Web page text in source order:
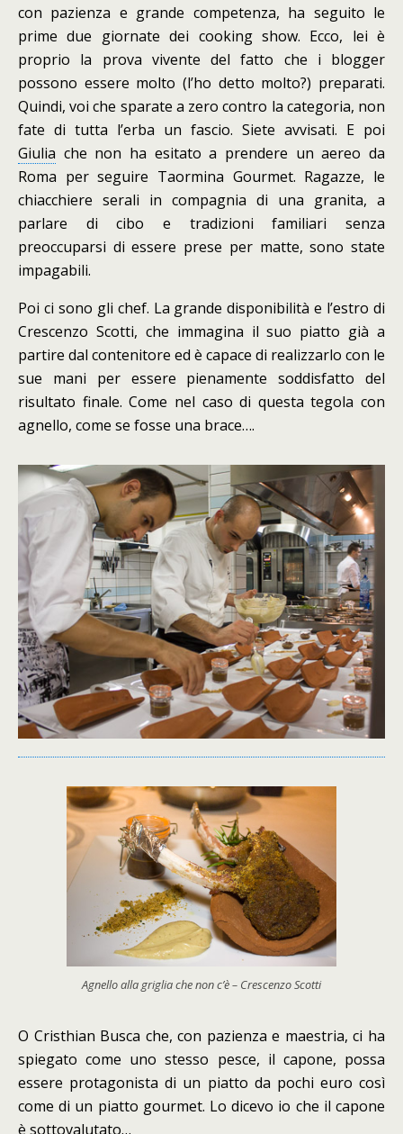
con pazienza e grande competenza, ha seguito le
prime due giornate dei cooking show. Ecco, lei è
proprio la prova vivente del fatto che i blogger
possono essere molto (l’ho detto molto?) preparati.
Quindi, voi che sparate a zero contro la categoria, non
fate di tutta l’erba un fascio. Siete avvisati. E poi
Giulia che non ha esitato a prendere un aereo da
Roma per seguire Taormina Gourmet. Ragazze, le
chiacchiere serali in compagnia di una granita, a
parlare di cibo e tradizioni familiari senza
preoccuparsi di essere prese per matte, sono state
impagabili.
Poi ci sono gli chef. La grande disponibilità e l’estro di
Crescenzo Scotti, che immagina il suo piatto già a
partire dal contenitore ed è capace di realizzarlo con le
sue mani per essere pienamente soddisfatto del
risultato finale. Come nel caso di questa tegola con
agnello, come se fosse una brace….
Agnello alla griglia che non c’è – Crescenzo Scotti
O Cristhian Busca che, con pazienza e maestria, ci ha
spiegato come uno stesso pesce, il capone, possa
essere protagonista di un piatto da pochi euro così
come di un piatto gourmet. Lo dicevo io che il capone
è sottovalutato…